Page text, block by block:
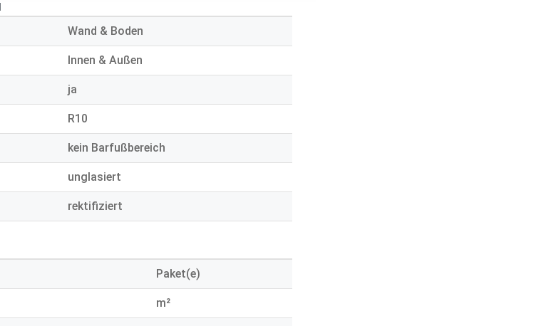
Wand & Boden
Innen & Außen
ja
R10
kein Barfußbereich
unglasiert
rektifiziert
Paket(e)
m²